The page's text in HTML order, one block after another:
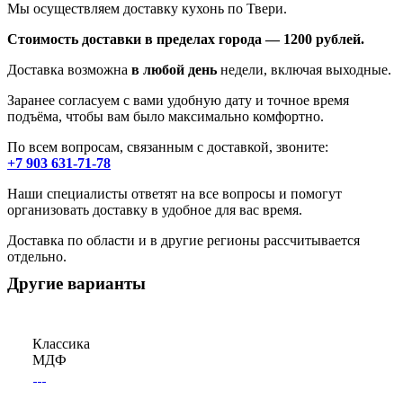
Мы осуществляем доставку кухонь по Твери.
Стоимость доставки в пределах города — 1200 рублей.
Доставка возможна в любой день недели, включая выходные.
Заранее согласуем с вами удобную дату и точное время
подъёма, чтобы вам было максимально комфортно.
По всем вопросам, связанным с доставкой, звоните:
+7 903 631-71-78
Наши специалисты ответят на все вопросы и помогут
организовать доставку в удобное для вас время.
Доставка по области и в другие регионы рассчитывается
отдельно.
Другие варианты
Классика
МДФ